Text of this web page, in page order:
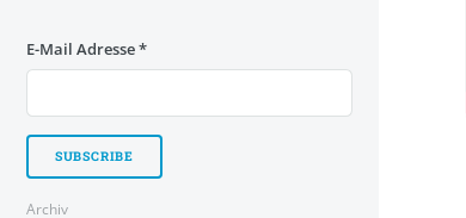
E-Mail Adresse*
Archiv